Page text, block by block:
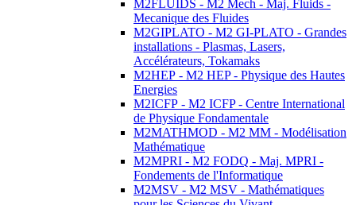
M2FLUIDS - M2 Mech - Maj. Fluids -
Mecanique des Fluides
M2GIPLATO - M2 GI-PLATO - Grandes
installations - Plasmas, Lasers,
Accélérateurs, Tokamaks
M2HEP - M2 HEP - Physique des Hautes
Energies
M2ICFP - M2 ICFP - Centre International
de Physique Fondamentale
M2MATHMOD - M2 MM - Modélisation
Mathématique
M2MPRI - M2 FODQ - Maj. MPRI -
Fondements de l'Informatique
M2MSV - M2 MSV - Mathématiques